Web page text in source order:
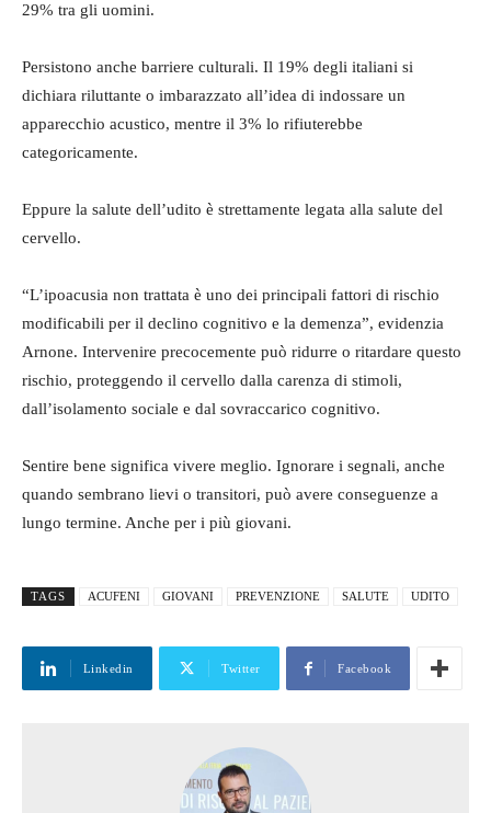
29% tra gli uomini.
Persistono anche barriere culturali. Il 19% degli italiani si
dichiara riluttante o imbarazzato all’idea di indossare un
apparecchio acustico, mentre il 3% lo rifiuterebbe
categoricamente.
Eppure la salute dell’udito è strettamente legata alla salute del
cervello.
“L’ipoacusia non trattata è uno dei principali fattori di rischio
modificabili per il declino cognitivo e la demenza”, evidenzia
Arnone. Intervenire precocemente può ridurre o ritardare questo
rischio, proteggendo il cervello dalla carenza di stimoli,
dall’isolamento sociale e dal sovraccarico cognitivo.
Sentire bene significa vivere meglio. Ignorare i segnali, anche
quando sembrano lievi o transitori, può avere conseguenze a
lungo termine. Anche per i più giovani.
TAGS ACUFENI GIOVANI PREVENZIONE SALUTE UDITO
Linkedin Twitter Facebook